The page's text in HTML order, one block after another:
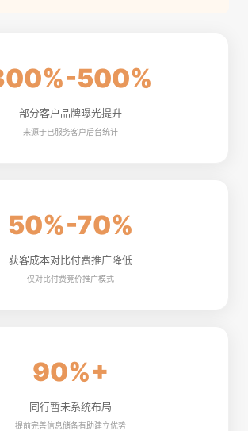
500%
部分客户品牌曝光提升
来源于已服务客户后台统计
50%-70%
获客成本对比付费推广降低
仅对比付费竞价推广模式
90%+
同行暂未系统布局
提前完善信息储备有助建立优势